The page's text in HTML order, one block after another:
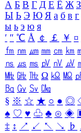
А Б В Г Д Е Ё Ж З
Ы Ь Э Ю Я а б в г
ы ь э ю я
′ ″ ℃ Å ￠ ￡ ￥ ¤
㎙ ㎚ ㎛ ㎜ ㎝ ㎞
㎱ ㎲ ㎳ ㎴ ㎵ ㎶
㎒ ㎓ ㎔ Ω ㏀ ㏁
㏃ ㏉ ㏜ ㏆
§ ※ ☆ ★ ○ ● ◎
♠ ♡ ♥ ♧ ♣ ⊙ ◈
‡ ↕ ↗ ↙ ↖ ↘ ♭